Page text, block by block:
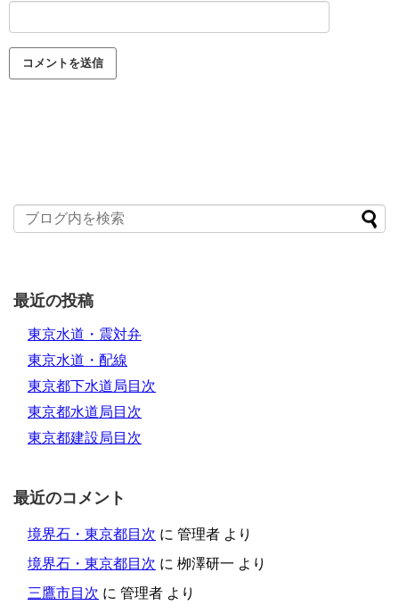
最近の投稿
東京水道・震対弁
東京水道・配線
東京都下水道局目次
東京都水道局目次
東京都建設局目次
最近のコメント
境界石・東京都目次 に 管理者 より
境界石・東京都目次 に 栁澤研一 より
三鷹市目次 に 管理者 より